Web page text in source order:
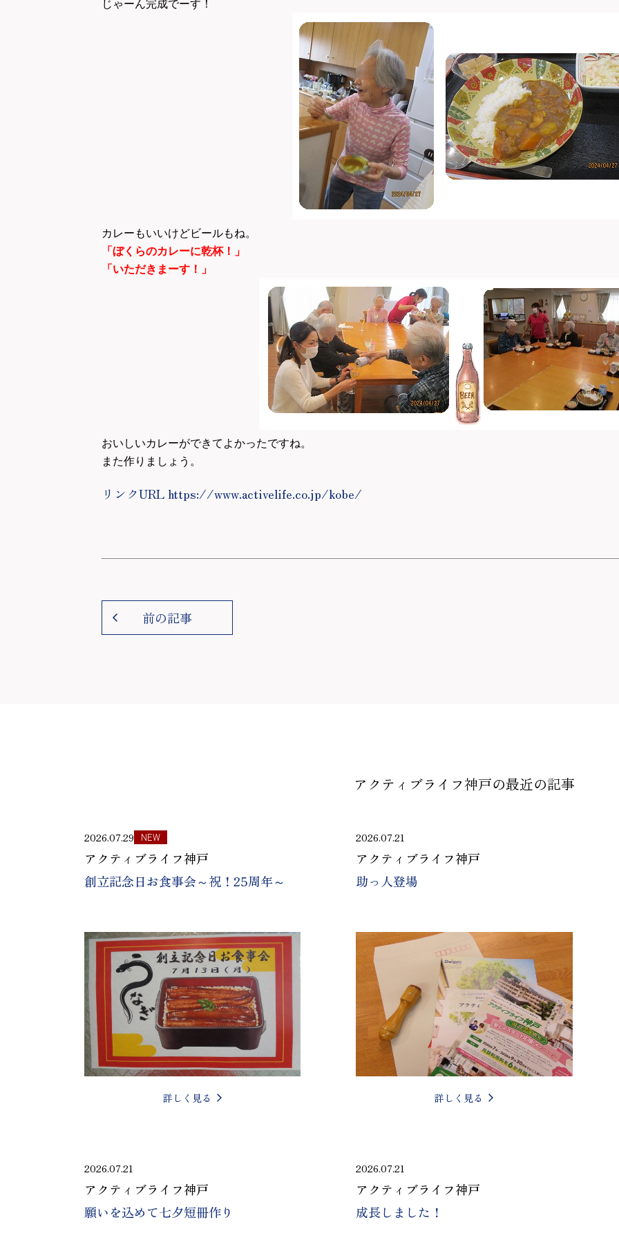
じゃーん完成でーす！
カレーもいいけどビールもね。
「ぼくらのカレーに乾杯！」
「いただきまーす！」
おいしいカレーができてよかったですね。
また作りましょう。
リンクURL https://www.activelife.co.jp/kobe/
前の記事
アクティブライフ神戸の最近の記事
2026.07.29 NEW
アクティブライフ神戸
創立記念日お食事会～祝！25周年～
詳しく見る
2026.07.21
アクティブライフ神戸
助っ人登場
詳しく見る
2026.07.21
アクティブライフ神戸
願いを込めて七夕短冊作り
2026.07.21
アクティブライフ神戸
成長しました！